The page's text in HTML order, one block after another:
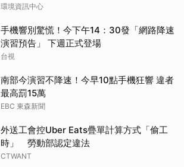
環境資訊中心
手機響別驚慌！今下午14：30發「網路降速
演習預告」 下週正式登場
台視
南部今演習不降速！今早10點手機狂響 違者
最高罰15萬
EBC 東森新聞
外送工會控Uber Eats疊單計算方式「偷工
時」 勞動部認定違法
CTWANT